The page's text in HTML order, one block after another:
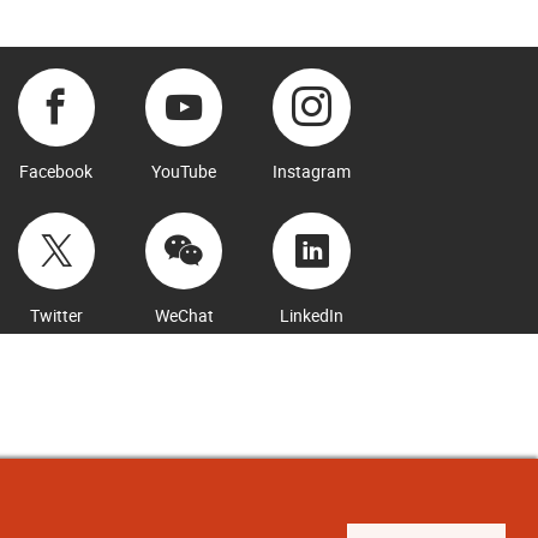
Facebook YouTube Instagram
Twitter WeChat LinkedIn